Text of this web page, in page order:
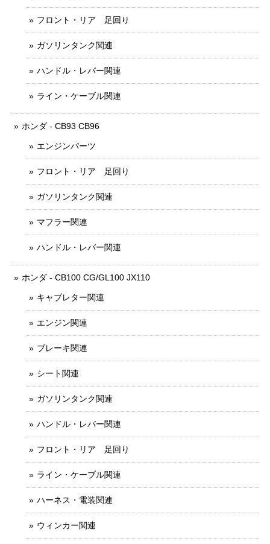
フロント・リア 足回り
ガソリンタンク関連
ハンドル・レバー関連
ライン・ケーブル関連
ホンダ - CB93 CB96
エンジンパーツ
フロント・リア 足回り
ガソリンタンク関連
マフラー関連
ハンドル・レバー関連
ホンダ - CB100 CG/GL100 JX110
キャブレター関連
エンジン関連
ブレーキ関連
シート関連
ガソリンタンク関連
ハンドル・レバー関連
フロント・リア 足回り
ライン・ケーブル関連
ハーネス・電装関連
ウィンカー関連